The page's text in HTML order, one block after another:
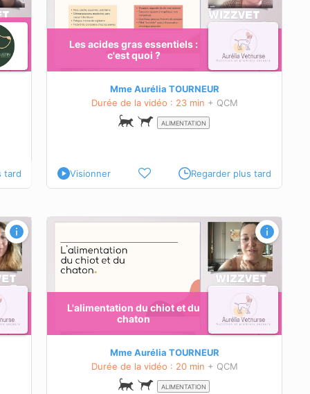
tard
Les acides gras essentiels :
c'est quoi ?
Mme Aurélia TOURNEUR
Durée de la vidéo : 23 min + QCM
ALIMENTATION
Visionner Regarder plus tard
L'alimentation du chiot et du
chaton
Mme Aurélia TOURNEUR
Durée de la vidéo : 20 min + QCM
ALIMENTATION
et